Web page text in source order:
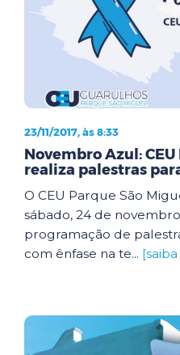
23/11/2017, às 8:33
Novembro Azul:
realiza palestras
O CEU Parque São
sábado, 24 de
programação de
com ênfase na te...